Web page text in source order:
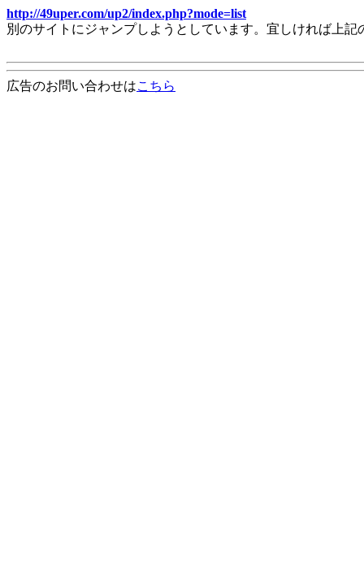
http://49uper.com/up2/index.php?mode=list
別のサイトにジャンプしようとしています。宜しければ上
広告のお問い合わせはこちら